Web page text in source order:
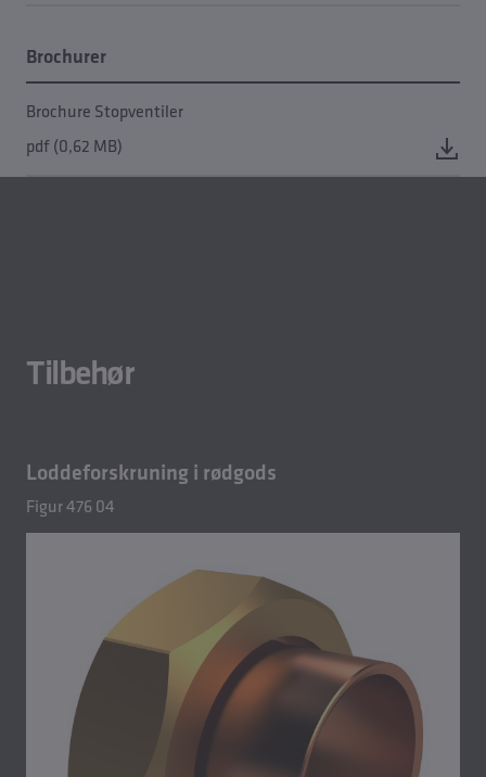
Brochurer
Brochure Stopventiler
pdf (0,62 MB)
Tilbehør
Loddeforskruning i rødgods
Figur 476 04